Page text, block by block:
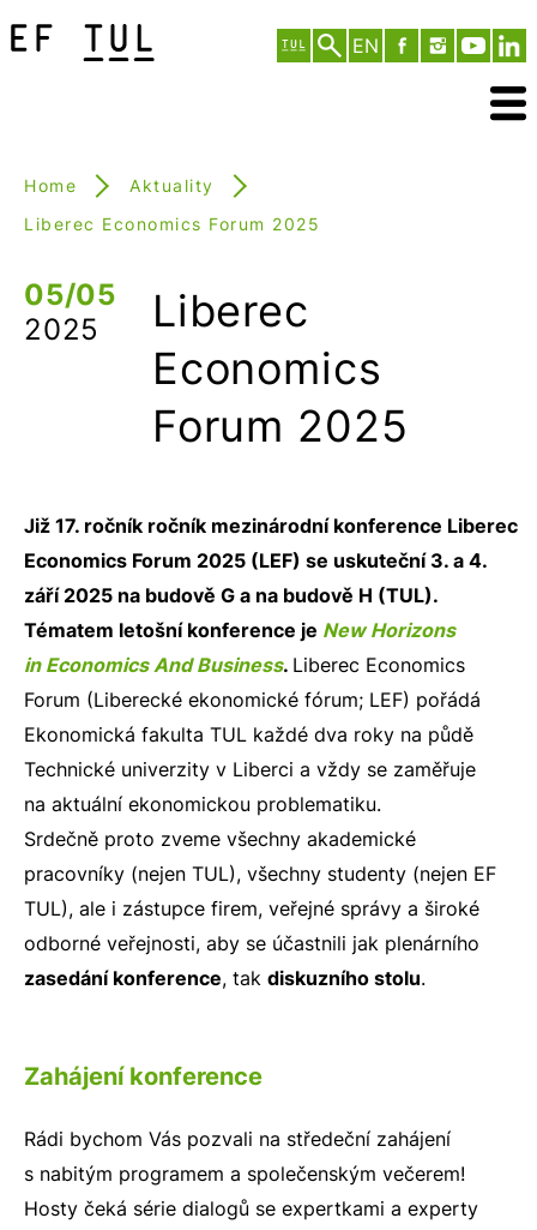
EN
Home
Aktuality
Liberec Economics Forum 2025
05/05
2025
Liberec
Economics
Forum 2025
Již 17. ročník ročník mezinárodní konference Liberec
Economics Forum 2025 (LEF) se uskuteční 3. a 4.
září 2025 na budově G a na budově H (TUL).
Tématem letošní konference je New Horizons
in Economics And Business. Liberec Economics
Forum (Liberecké ekonomické fórum; LEF) pořádá
Ekonomická fakulta TUL každé dva roky na půdě
Technické univerzity v Liberci a vždy se zaměřuje
na aktuální ekonomickou problematiku.
Srdečně proto zveme všechny akademické
pracovníky (nejen TUL), všechny studenty (nejen EF
TUL), ale i zástupce firem, veřejné správy a široké
odborné veřejnosti, aby se účastnili jak plenárního
zasedání konference, tak diskuzního stolu.
Zahájení konference
Rádi bychom Vás pozvali na středeční zahájení
s nabitým programem a společenským večerem!
Hosty čeká série dialogů se expertkami a experty